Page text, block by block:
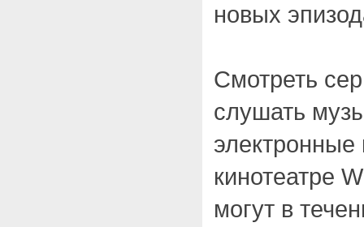
новых
Смотреть
слушать
электронные
кинотеатре
могут в